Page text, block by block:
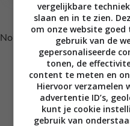
Volg je mij
No posts found.
vergelijkbare
slaan en in te zien.
om onze website
gebruik van de
gepersonaliseerde
tonen, de
content te meten en
Hiervoor verzamelen
advertentie ID’s,
kunt je cookie
gebruik van